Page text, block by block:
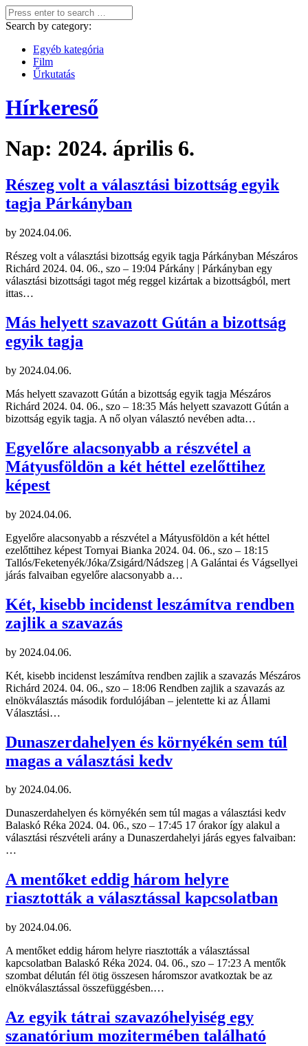
Search by category:
Egyéb kategória
Film
Űrkutatás
Hírkereső
Nap: 2024. április 6.
Részeg volt a választási bizottság egyik
tagja Párkányban
by 2024.04.06.
Részeg volt a választási bizottság egyik tagja Párkányban Mészáros
Richárd 2024. 04. 06., szo – 19:04 Párkány | Párkányban egy
választási bizottsági tagot még reggel kizártak a bizottságból, mert
ittas…
Más helyett szavazott Gútán a bizottság
egyik tagja
by 2024.04.06.
Más helyett szavazott Gútán a bizottság egyik tagja Mészáros
Richárd 2024. 04. 06., szo – 18:35 Más helyett szavazott Gútán a
bizottság egyik tagja. A nő olyan választó nevében adta…
Egyelőre alacsonyabb a részvétel a
Mátyusföldön a két héttel ezelőttihez
képest
by 2024.04.06.
Egyelőre alacsonyabb a részvétel a Mátyusföldön a két héttel
ezelőttihez képest Tornyai Bianka 2024. 04. 06., szo – 18:15
Tallós/Feketenyék/Jóka/Zsigárd/Nádszeg | A Galántai és Vágsellyei
járás falvaiban egyelőre alacsonyabb a…
Két, kisebb incidenst leszámítva rendben
zajlik a szavazás
by 2024.04.06.
Két, kisebb incidenst leszámítva rendben zajlik a szavazás Mészáros
Richárd 2024. 04. 06., szo – 18:06 Rendben zajlik a szavazás az
elnökválasztás második fordulójában – jelentette ki az Állami
Választási…
Dunaszerdahelyen és környékén sem túl
magas a választási kedv
by 2024.04.06.
Dunaszerdahelyen és környékén sem túl magas a választási kedv
Balaskó Réka 2024. 04. 06., szo – 17:45 17 órakor így alakul a
választási részvételi arány a Dunaszerdahelyi járás egyes falvaiban:
…
A mentőket eddig három helyre
riasztották a választással kapcsolatban
by 2024.04.06.
A mentőket eddig három helyre riasztották a választással
kapcsolatban Balaskó Réka 2024. 04. 06., szo – 17:23 A mentők
szombat délután fél ötig összesen háromszor avatkoztak be az
elnökválasztással összefüggésben.…
Az egyik tátrai szavazóhelyiség egy
szanatórium mozitermében található